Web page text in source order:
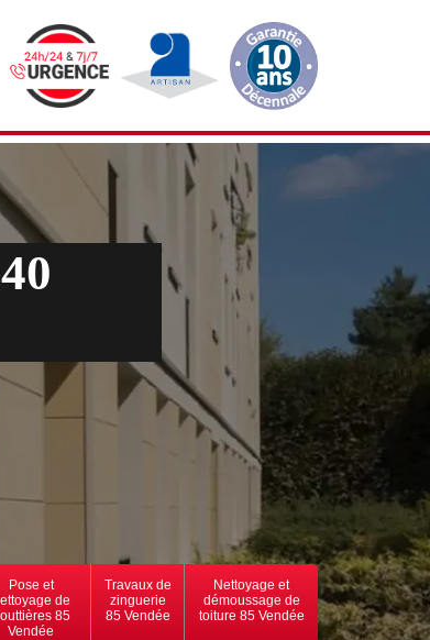
Pose et
de
85
Vendée
Travaux de
zinguerie
85 Vendée
Nettoyage et
démoussage de
toiture 85 Vendée